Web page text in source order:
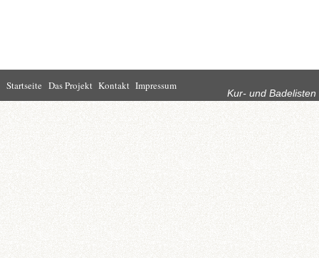
Startseite
Leben in Bad
Homburg
Rathaus
Kultur Wirtschaft
Kur und
Tourismus
Kur- und Badelisten
Startseite Das Projekt Kontakt Impressum